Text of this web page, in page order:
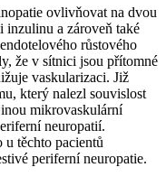
ovlivňovat na dvou
inzulinu a zároveň také
růstového
že v sítnici jsou přítomné
vaskularizaci. Již
který nalezl souvislost
mikrovaskulární
neuropatií.
těchto pacientů
periferní neuropatie.